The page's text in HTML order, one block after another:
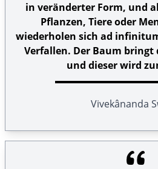
in veränderter Form, und
Pflanzen, Tiere oder
wiederholen sich ad
Verfallen. Der Baum bringt
und dieser wird
Vivekânanda